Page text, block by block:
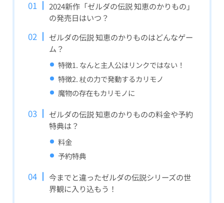
2024新作「ゼルダの伝説 知恵のかりもの」
の発売日はいつ？
ゼルダの伝説 知恵のかりものはどんなゲー
ム？
特徴1. なんと主人公はリンクではない！
特徴2. 杖の力で発動するカリモノ
魔物の存在もカリモノに
ゼルダの伝説 知恵のかりものの料金や予約
特典は？
料金
予約特典
今までと違ったゼルダの伝説シリーズの世
界観に入り込もう！